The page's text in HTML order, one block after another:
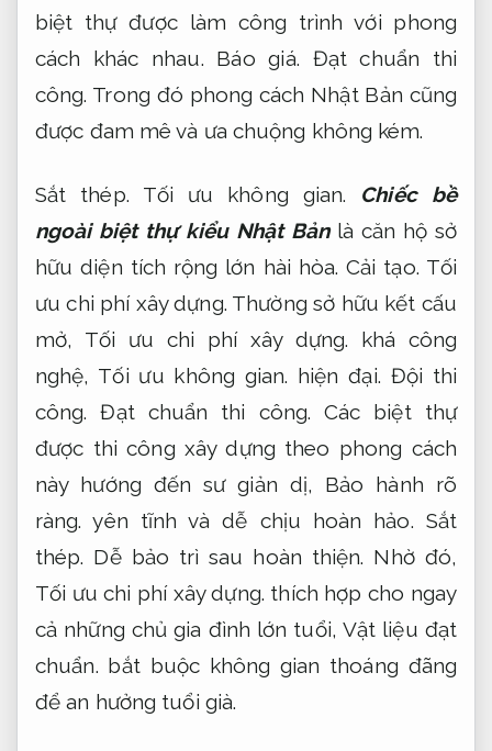
biệt thự được làm công trình với phong
cách khác nhau. Báo giá. Đạt chuẩn thi
công. Trong đó phong cách Nhật Bản cũng
được đam mê và ưa chuộng không kém.
Sắt thép. Tối ưu không gian.
Chiếc bề
ngoài biệt thự kiểu Nhật Bảnlà căn hộ sở
hữu diện tích rộng lớn hài hòa.Cải tạo. Tối
ưu chi phí xây dựng. Thường sở hữu kết cấu
mở, Tối ưu chi phí xây dựng. khá công
nghệ, Tối ưu không gian. hiện đại. Đội thi
công.
Đạt chuẩn thi công. Các biệt thự
được thi công xây dựng theo phong cách
này hướng đến sư giản dị, Bảo hành rõ
ràng. yên tĩnh và dễ chịu hoàn hảo. Sắt
thép. Dễ bảo trì sau hoàn thiện. Nhờ đó,
Tối ưu chi phí xây dựng. thích hợp cho ngay
cả những chủ gia đình lớn tuổi, Vật liệu đạt
chuẩn. bắt buộc không gian thoáng đãng
để an hưởng tuổi già.